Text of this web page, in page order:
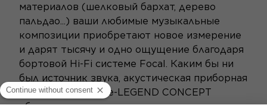
материалов (шелковый бархат, дерево
пальдао...) ваши любимые музыкальные
композиции приобретают новое измерение
и дарят тысячу и одно ощущение благодаря
бортовой Hi-Fi системе Focal. Каким бы ни
был источник звука, акустическая приборная
панель PEUGEOT e-LEGEND CONCEPT